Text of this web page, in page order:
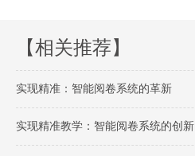
【相关推荐】
实现精准：智能阅卷系统的革新
实现精准教学：智能阅卷系统的创新